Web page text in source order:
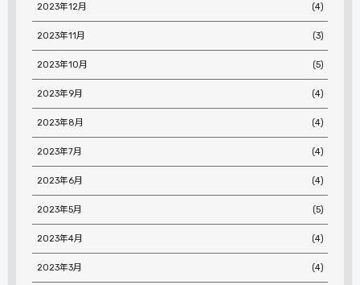
2023年12月 (4)
2023年11月 (3)
2023年10月 (5)
2023年9月 (4)
2023年8月 (4)
2023年7月 (4)
2023年6月 (4)
2023年5月 (5)
2023年4月 (4)
2023年3月 (4)